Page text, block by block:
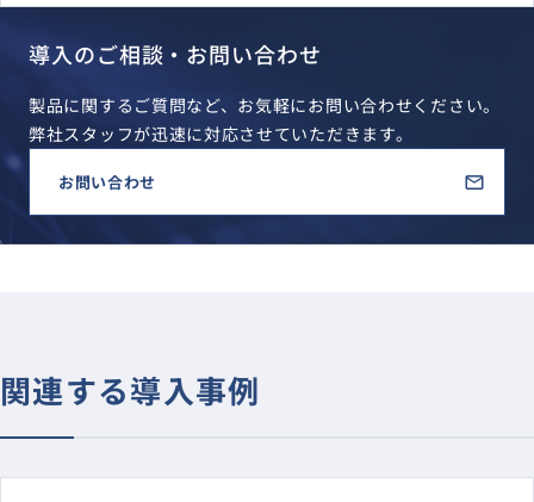
導入のご相談・お問い合わせ
製品に関するご質問など、お気軽にお問い合わせください。
弊社スタッフが迅速に対応させていただきます。
お問い合わせ
関連する導入事例